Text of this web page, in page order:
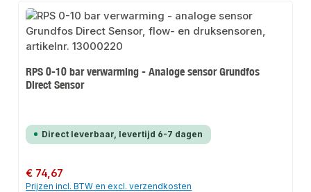
RPS 0-10 bar verwarming - Analoge sensor Grundfos
Direct Sensor
Direct leverbaar, levertijd 6-7 dagen
Normale prijs:
€ 74,67
Prijzen incl. BTW en excl. verzendkosten